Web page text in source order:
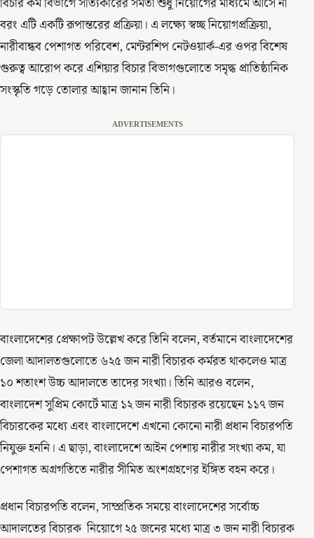
বরং এটি একটি রূপান্তরের প্রক্রিয়া। এ লক্ষ্যে স্বচ্ছ নিয়োগপ্রক্রিয়া,
নারীবান্ধব পেশাগত পরিবেশ, মেন্টরশিপ নেটওয়ার্ক-এর ওপর বিশেষ
গুরুত্ব আরোপ করে এশিয়ার বিচার বিভাগগুলোতে সমৃদ্ধ প্রাতিষ্ঠানিক
সংস্কৃতি গড়ে তোলার আহ্বান জানান তিনি।
ADVERTISEMENTS
বাংলাদেশের প্রেক্ষাপট উল্লেখ করে তিনি বলেন, বর্তমানে বাংলাদেশের
জেলা আদালতগুলোতে ৬২৫ জন নারী বিচারক কর্মরত থাকলেও মাত্র
১০ শতাংশ উচ্চ আদালতে তাদের সংখ্যা। তিনি আরও বলেন,
বাংলাদেশ সুপ্রিম কোর্টে মাত্র ১২ জন নারী বিচারক রয়েছেন ১১৭ জন
বিচারকের মধ্যে এবং বাংলাদেশে এখনো কোনো নারী প্রধান বিচারপতি
নিযুক্ত হননি। এ ছাড়া, বাংলাদেশে আইন পেশায় নারীর সংখ্যা কম, যা
পেশাগত অগ্রগতিতে নারীর সীমিত অংশগ্রহণের ইঙ্গিত বহন করে।
প্রধান বিচারপতি বলেন, সাম্প্রতিক সময়ে বাংলাদেশের সর্বোচ্চ
আদালতের বিচারক নিয়োগে ২৫ জনের মধ্যে মাত্র ৩ জন নারী বিচারক